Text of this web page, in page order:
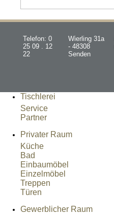
Telefon: 0
25 09 . 12
22
Wierling 31a
- 48308
Senden
Tischlerei
Service
Partner
Privater Raum
Küche
Bad
Einbaumöbel
Einzelmöbel
Treppen
Türen
Gewerblicher Raum